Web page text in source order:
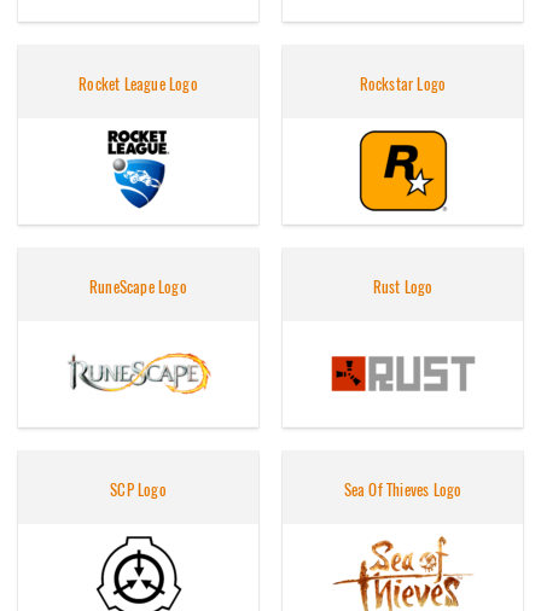
Rocket League Logo Rockstar Logo
RuneScape Logo Rust Logo
SCP Logo Sea Of Thieves Logo